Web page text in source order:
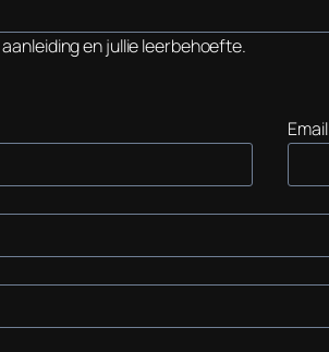
en jullie leerbehoefte.
Email